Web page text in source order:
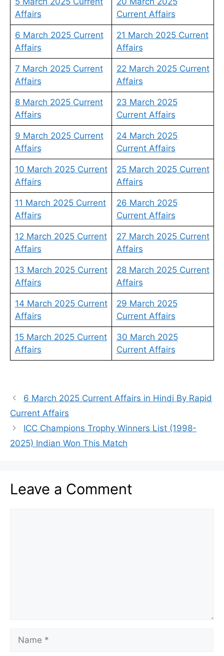
Affairs
Current Affairs
6 March 2025 Current
Affairs
21 March 2025 Current
Affairs
7 March 2025 Current
Affairs
22 March 2025 Current
Affairs
8 March 2025 Current
Affairs
23 March 2025
Current Affairs
9 March 2025 Current
Affairs
24 March 2025
Current Affairs
10 March 2025 Current
Affairs
25 March 2025 Current
Affairs
11 March 2025 Current
Affairs
26 March 2025
Current Affairs
12 March 2025 Current
Affairs
27 March 2025 Current
Affairs
13 March 2025 Current
Affairs
28 March 2025 Current
Affairs
14 March 2025 Current
Affairs
29 March 2025
Current Affairs
15 March 2025 Current
Affairs
30 March 2025
Current Affairs
6 March 2025 Current Affairs in Hindi By Rapid
Current Affairs
ICC Champions Trophy Winners List (1998-
2025) Indian Won This Match
Leave a Comment